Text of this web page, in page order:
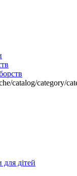
catalog/category/
дітей